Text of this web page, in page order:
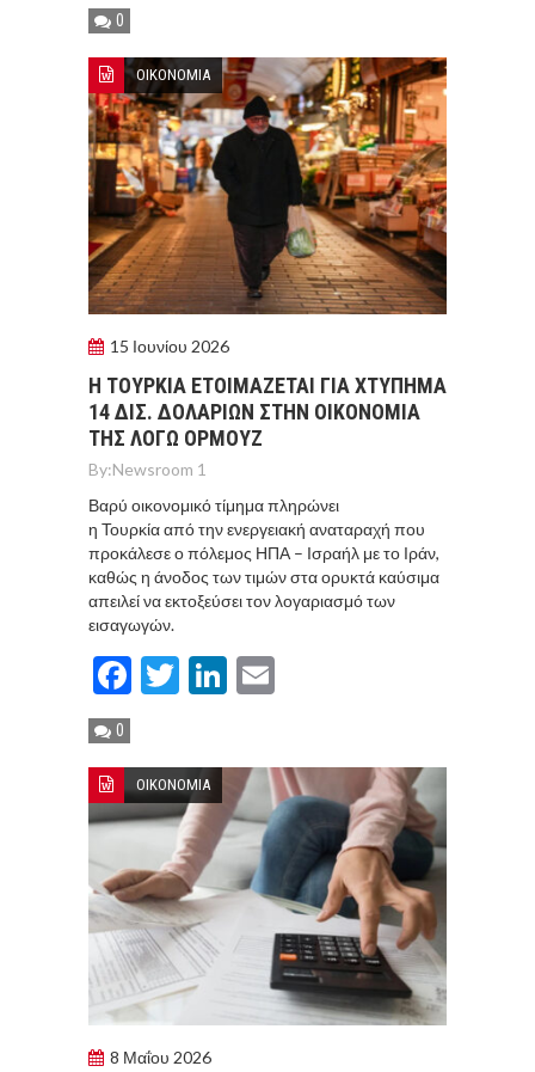
0
ΟΙΚΟΝΟΜΙΑ
15 Ιουνίου 2026
Η ΤΟΥΡΚΙΑ ΕΤΟΙΜΑΖΕΤΑΙ ΓΙΑ ΧΤΥΠΗΜΑ
14 ΔΙΣ. ΔΟΛΑΡΙΩΝ ΣΤΗΝ ΟΙΚΟΝΟΜΙΑ
ΤΗΣ ΛΟΓΩ ΟΡΜΟΥΖ
By:Newsroom 1
Βαρύ οικονομικό τίμημα πληρώνει
η Τουρκία από την ενεργειακή αναταραχή που
προκάλεσε ο πόλεμος ΗΠΑ – Ισραήλ με το Ιράν,
καθώς η άνοδος των τιμών στα ορυκτά καύσιμα
απειλεί να εκτοξεύσει τον λογαριασμό των
εισαγωγών.
Facebook
TwitterLinkedIn
0
ΟΙΚΟΝΟΜΙΑ
8 Μαΐου 2026